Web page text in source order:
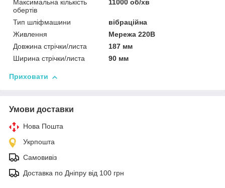
Максимальна кількість
обертів
11000 об/хв
Тип шліфмашини
вібраційна
Живлення
Мережа 220В
Довжина стрічки/листа
187 мм
Ширина стрічки/листа
90 мм
Приховати
Умови доставки
Нова Пошта
Укрпошта
Самовивіз
Доставка по Дніпру від 100 грн